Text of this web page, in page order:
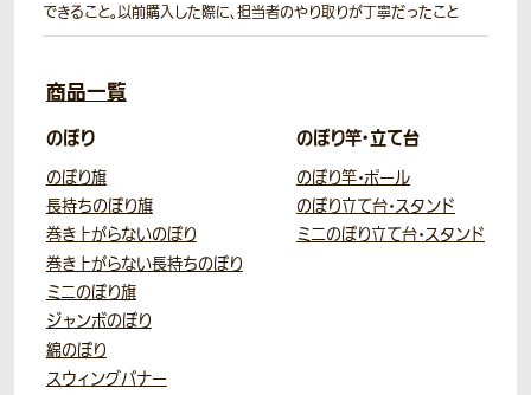
できること。以前購入した際に、担当者のやり取りが丁寧だったこと
商品一覧
のぼり
のぼり旗
長持ちのぼり旗
巻き上がらないのぼり
巻き上がらない長持ちのぼり
ミニのぼり旗
ジャンボのぼり
綿のぼり
スウィングバナー
のぼり竿・立て台
のぼり竿・ポール
のぼり立て台・スタンド
ミニのぼり立て台・スタンド